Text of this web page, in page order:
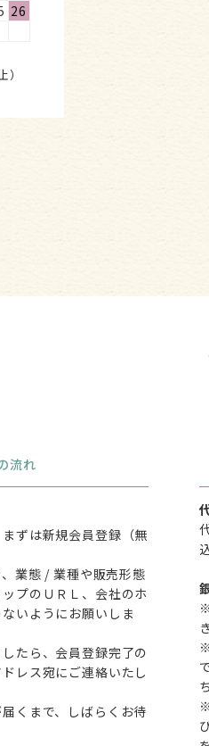
26
流れ
ずは新規会員登録（無
業態 / 業種や販売形態
プのＵＲＬ、会社のホ
いようにお願いしま
たら、会員登録完了の
レス宛にご連絡いたし
くまで、しばらくお待